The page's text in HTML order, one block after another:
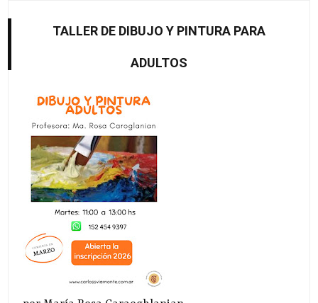
TALLER DE DIBUJO Y PINTURA PARA
ADULTOS